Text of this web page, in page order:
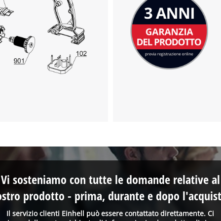
Il servizio clienti Einhell può essere contattato direttamente. Ci
Vi sosteniamo con tutte le domande relative al
prodotto - prima, durante e dopo